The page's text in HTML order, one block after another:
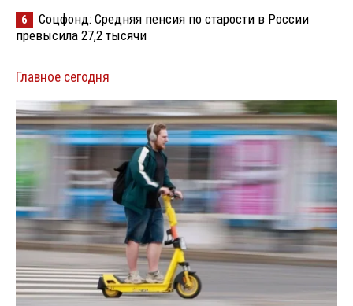
6
Соцфонд: Средняя пенсия по старости в России
превысила 27,2 тысячи
Главное сегодня